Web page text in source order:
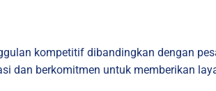
kompetitif dibandingkan dengan
dan berkomitmen untuk memberikan